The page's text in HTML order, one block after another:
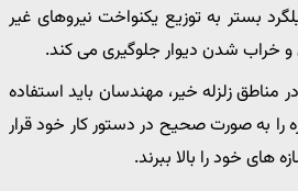
بستر به توزیع یکنواخت نیروهای غیر
و خراب شدن دیوار جلوگیری می کند.
مناطق زلزله خیر، مهندسان باید استفاده
را به صورت صحیح در دستور کار خود قرار
های خود را بالا ببرند.